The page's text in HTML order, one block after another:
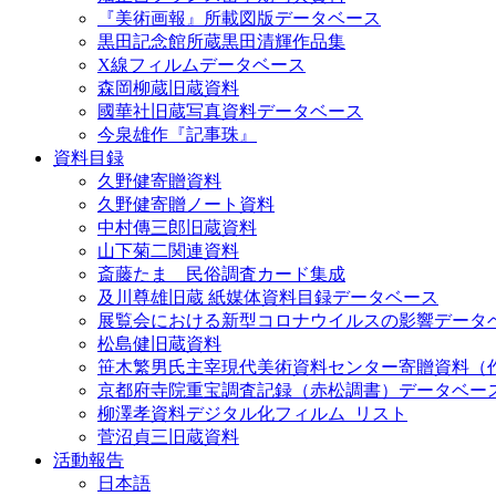
『美術画報』所載図版データベース
黒田記念館所蔵黒田清輝作品集
X線フィルムデータベース
森岡柳蔵旧蔵資料
國華社旧蔵写真資料データベース
今泉雄作『記事珠』
資料目録
久野健寄贈資料
久野健寄贈ノート資料
中村傳三郎旧蔵資料
山下菊二関連資料
斎藤たま 民俗調査カード集成
及川尊雄旧蔵 紙媒体資料目録データベース
展覧会における新型コロナウイルスの影響データ
松島健旧蔵資料
笹木繁男氏主宰現代美術資料センター寄贈資料（
京都府寺院重宝調査記録（赤松調書）データベー
柳澤孝資料デジタル化フィルム_リスト
菅沼貞三旧蔵資料
活動報告
日本語